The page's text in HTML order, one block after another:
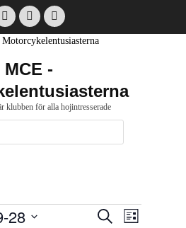
FacebookEmail Instagram
MCE -
klubben för alla hojintresserade
Evenemang
Sök
Lista
28